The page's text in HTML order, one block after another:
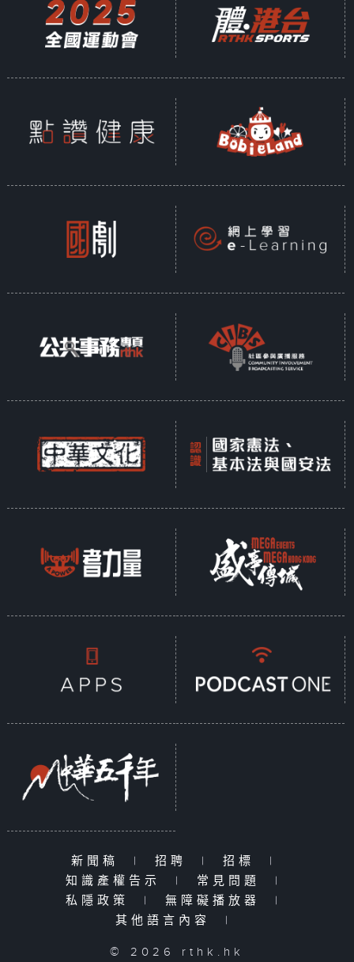
新聞稿 | 招聘 | 招標
|
知識產權告示
| 常見問題
|
私隱政策
| 無障礙播放器
|
其他語言內容
|
© 2026 rthk.hk